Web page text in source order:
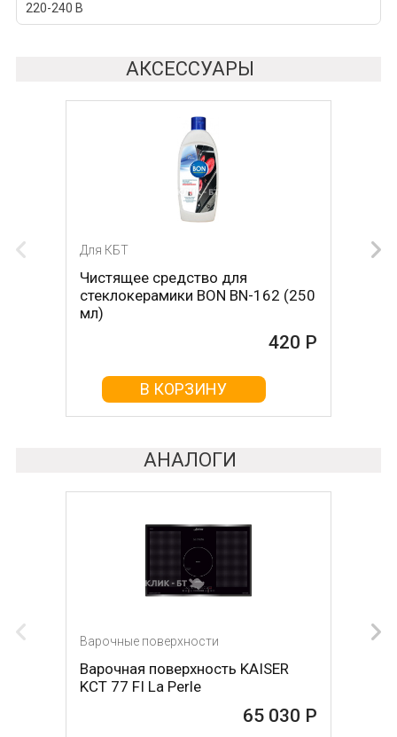
220-240 В
АКСЕССУАРЫ
Для КБТ
Чистящее средство для
стеклокерамики BON BN-162 (250
мл)
420 Р
В КОРЗИНУ
Для КБТ
Скребок для ухода за
стеклокерамикой BON BN-603
В КОРЗИНУ
АНАЛОГИ
Варочные поверхности
Варочная поверхность KAISER
KCT 77 FI La Perle
65 030 Р
Варочные поверхности
Варочная поверхность Teka EFX
90 5G
65 070 Р